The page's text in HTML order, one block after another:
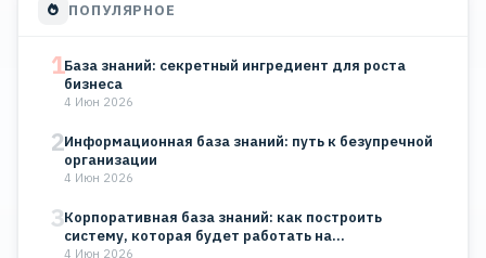
ПОПУЛЯРНОЕ
1База знаний: секретный ингредиент для роста
бизнеса
4 Июн 2026
2Информационная база знаний: путь к безупречной
организации
4 Июн 2026
3Корпоративная база знаний: как построить
систему, которая будет работать на…
4 Июн 2026